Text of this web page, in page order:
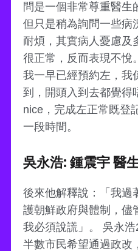
問是一個非常尊重醫生
但只是稍為詢問一些病
耐煩，其實病人憂慮及
很正常，反而表現不悅
我一早已經預約左，我
到，開頭入到去都覺得
nice，完成左正常既登
一段時間。
吳永浩: 鍾震宇 醫
後來他解釋說：「我過
護朝鮮政府與體制，儘
我必須說謊」。 吳永
半數市民希望通過政改